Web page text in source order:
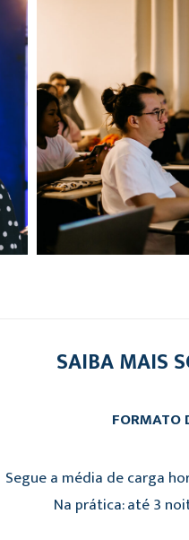
SAIBA MAIS
FORMATO
Segue a média de carga
Na prática: até 3